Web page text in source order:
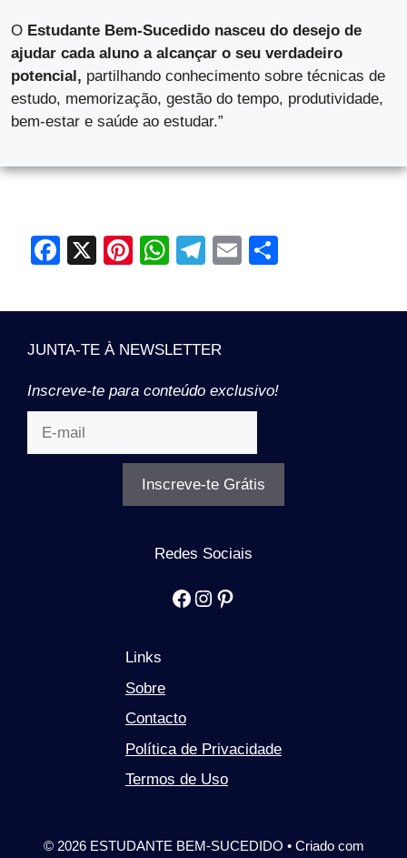
O Estudante Bem-Sucedido nasceu do desejo de
ajudar cada aluno a alcançar o seu verdadeiro
potencial, partilhando conhecimento sobre técnicas de
estudo, memorização, gestão do tempo, produtividade,
bem-estar e saúde ao estudar.”
F
c
e
o
o
k
X
Pi
er
e
W
at
s
p
T
e
gr
m
E
ail ar
JUNTA-TE À NEWSLETTER
Inscreve-te para conteúdo exclusivo!
Inscreve-te Grátis
Redes Sociais
Facebook
Instagram
Pinterest
Links
Sobre
Contacto
Política de Privacidade
Termos de Uso
© 2026 ESTUDANTE BEM-SUCEDIDO • Criado com